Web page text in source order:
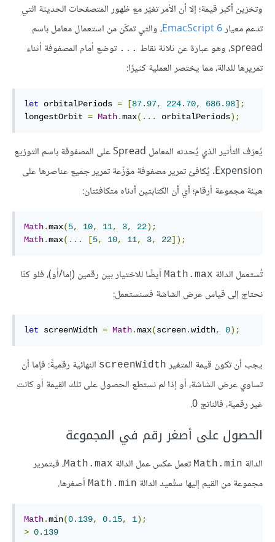
وتخزين أكبر قيمة؛ إلا أن الأمر تغيّر مع ظهور المتصفحات الحديثة التي
تدعم معيارEmacScript 6، والتي تمكّن من استعمال معامل باسم
spread، وهو عبارة عن ثلاثة نقاط
... توضع أمام المصفوفة أثناء
تمريرها للدالة، مما يختصر العملية كثيرًا:
let orbitalPeriods = [87.97, 224.70, 686.98];
longestOrbit = Math.max( ... orbitalPeriods);
يُعرَف التأثير الذي يُحدثه المعامل Spread على المصفوفة باسم التوزيع
Expension. يُكافئ تمرير مصفوفة موّزّعة تمرير جميع عناصرها على
هيئة مجموعة أرقام؛ أي أن الكتابتين أدناه متكافئتان:
Math.max(5, 10, 11, 3, 22);
Math.max( ... [5, 10, 11, 3, 22]);
تُستعمل الدالة Math.max أيضًا للاختيار بين رقمين (إما/أو)، فلو كنّا
نحتاج إلى قياس عرض الشاشة فسنستعمل:
let screenWidth = Math.max(screen.width, 0);
يجب أن تكون قيمة المتغير screenWidth النهائية رقميةً: فإما أن
تساوي عرض الشاشة، أو إذا لم نستطع الحصول على تلك القيمة أو كانت
غير رقمية، فالناتج 0.
الحصول على أصغر رقم في المجموعة
الدالة Math.min تعمل عكس عمل الدالة Math.max، فبتمرير
مجموعة من القيم إليها ستُعيد الدالة Math.min أصغرها.
Math.min(0.139, 0.15, 1);
> 0.139